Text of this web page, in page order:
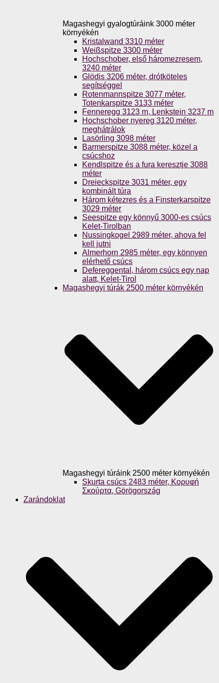
Magashegyi gyalogtúráink 3000 méter
környékén
Kristalwand 3310 méter
Weißspitze 3300 méter
Hochschober, első háromezresem,
3240 méter
Glödis 3206 méter, drótköteles
segítséggel
Rotenmannspitze 3077 méter,
Totenkarspitze 3133 méter
Fenneregg 3123 m, Lenkstein 3237 m
Hochschober nyereg 3120 méter,
meghátrálok
Lasörling 3098 méter
Barmerspitze 3088 méter, közel a
csúcshoz
Kendlspitze és a fura keresztje 3088
méter
Dreieckspitze 3031 méter, egy
kombinált túra
Három kétezres és a Finsterkarspitze
3029 méter
Seespitze egy könnyű 3000-es csúcs
Kelet-Tirolban
Nussingkogel 2989 méter, ahova fel
kell jutni
Almerhorn 2985 méter, egy könnyen
elérhető csúcs
Defereggental, három csúcs egy nap
alatt, Kelet-Tirol
Magashegyi túrák 2500 méter környékén
Magashegyi túráink 2500 méter környékén
Skurta csúcs 2483 méter, Κορυφή
Σκούρτα, Görögország
Zarándoklat